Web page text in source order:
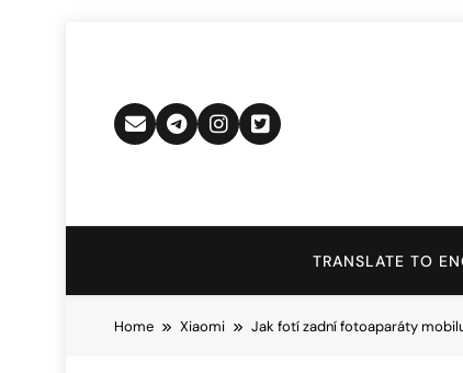
TRANSLATE TO
Home Xiaomi Jak fotí zadní fotoaparáty